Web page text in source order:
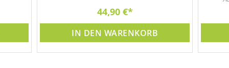
44,90 €
IN DEN WARENKORB